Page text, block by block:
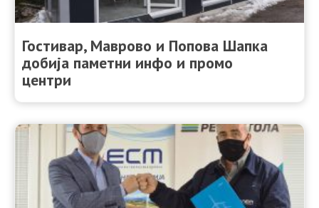
Гостивар, Маврово и Попова Шапка
добија паметни инфо и промо
центри